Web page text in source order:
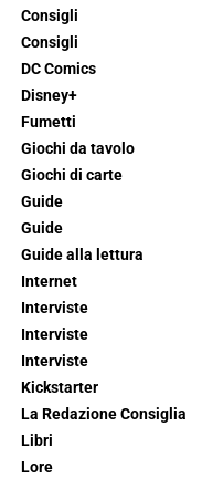
Consigli
Consigli
DC Comics
Disney+
Fumetti
Giochi da tavolo
Giochi di carte
Guide
Guide
Guide alla lettura
Internet
Interviste
Interviste
Interviste
Kickstarter
La Redazione Consiglia
Libri
Lore